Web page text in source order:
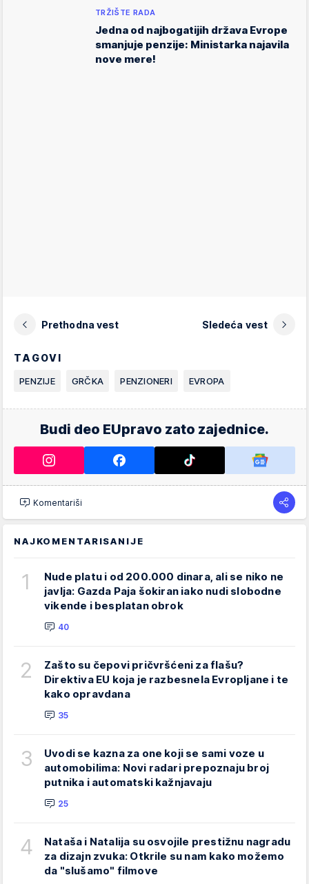
TRŽIŠTE RADA
Jedna od najbogatijih država Evrope
smanjuje penzije: Ministarka najavila
nove mere!
Prethodna vest Sledeća vest
TAGOVI
PENZIJE GRČKA PENZIONERI EVROPA
Budi deo EUpravo zato zajednice.
Komentariši
NAJKOMENTARISANIJE
1
Nude platu i od 200.000 dinara, ali se niko ne
javlja: Gazda Paja šokiran iako nudi slobodne
vikende i besplatan obrok
40
2
Zašto su čepovi pričvršćeni za flašu?
Direktiva EU koja je razbesnela Evropljane i te
kako opravdana
35
3
Uvodi se kazna za one koji se sami voze u
automobilima: Novi radari prepoznaju broj
putnika i automatski kažnjavaju
25
4
Nataša i Natalija su osvojile prestižnu nagradu
za dizajn zvuka: Otkrile su nam kako možemo
da "slušamo" filmove